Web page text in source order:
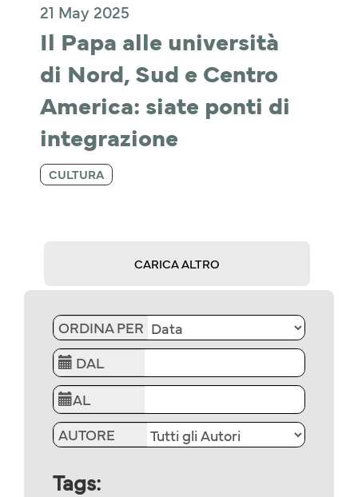
21 May 2025
Il Papa alle università
di Nord, Sud e Centro
America: siate ponti di
integrazione
CULTURA
CARICA ALTRO
ORDINA PER
DAL
AL
AUTORE
Tags: